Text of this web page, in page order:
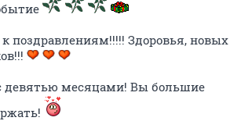
поздравлениям!!!!! Здоровья, новых
девятью месяцами! Вы большие